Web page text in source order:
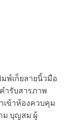
พ์เก็ยลายนิ้วมือ
ำรับสารภาพ
เข้าห้องควบคุม
ม บุญสม ผู้